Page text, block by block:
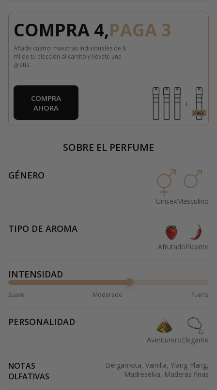
COMPRA 4,PAGA 3
Añade cuatro muestras individuales de 8
ml de tu elección al carrito y llévate una
gratis.
COMPRA
AHORA
SOBRE EL PERFUME
GÉNERO
UnisexMasculino
TIPO DE AROMA
AfrutadoPicante
INTENSIDAD
Suave Moderado Fuerte
PERSONALIDAD
AventureroElegante
NOTAS
OLFATIVAS
Bergamota, Vainilla, Ylang-Ylang,
Madreselva, Maderas finas